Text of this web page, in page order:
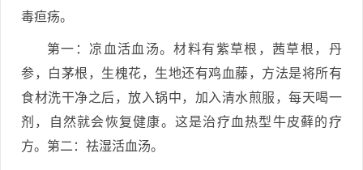
毒疸疡。
第一：凉血活血汤。材料有紫草根，茜草根，丹
参，白茅根，生槐花，生地还有鸡血藤，方法是将所有
食材洗干净之后，放入锅中，加入清水煎服，每天喝一
剂，自然就会恢复健康。这是治疗血热型牛皮藓的疗
方。第二：祛湿活血汤。